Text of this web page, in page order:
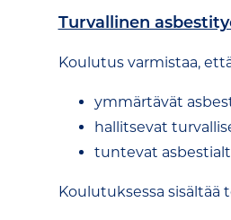
Turvallinen
Koulutus varmistaa,
ymmärtävät
hallitsevat
tuntevat
Koulutuksessa sisältää